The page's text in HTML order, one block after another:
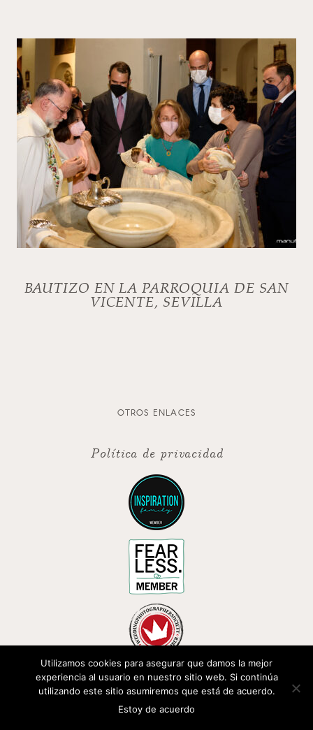
BAUTIZO EN LA PARROQUIA DE SAN
VICENTE, SEVILLA
OTROS ENLACES
Política de privacidad
ENLACES DE INTERÉS
Utilizamos cookies para asegurar que damos la mejor
experiencia al usuario en nuestro sitio web. Si continúa
utilizando este sitio asumiremos que está de acuerdo.
Estoy de acuerdo